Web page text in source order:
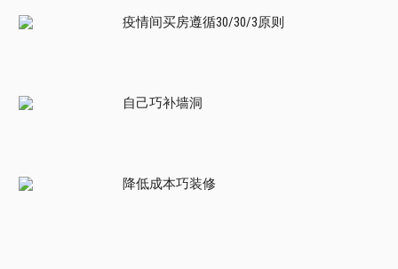
疫情间买房遵循30/30/3原则
自己巧补墙洞
降低成本巧装修